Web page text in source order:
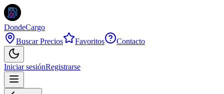
DondeCargo
Buscar Precios
Favoritos Contacto
Iniciar sesiónRegistrarse